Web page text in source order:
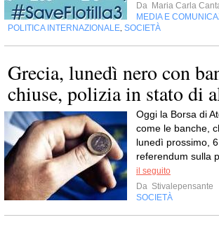
Da Maria Carla
MEDIA E
POLITICA INTERNAZIONALE SOCIETÀ
Grecia, lunedì nero con
chiuse, polizia in stato di
Oggi la Borsa di
come le banche,
lunedì prossimo,
referendum sulla
il seguito
Da Stivalepensante
SOCIETÀ